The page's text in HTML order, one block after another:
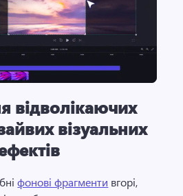
відволікаючих
візуальних
фонові фрагменти вгорі,